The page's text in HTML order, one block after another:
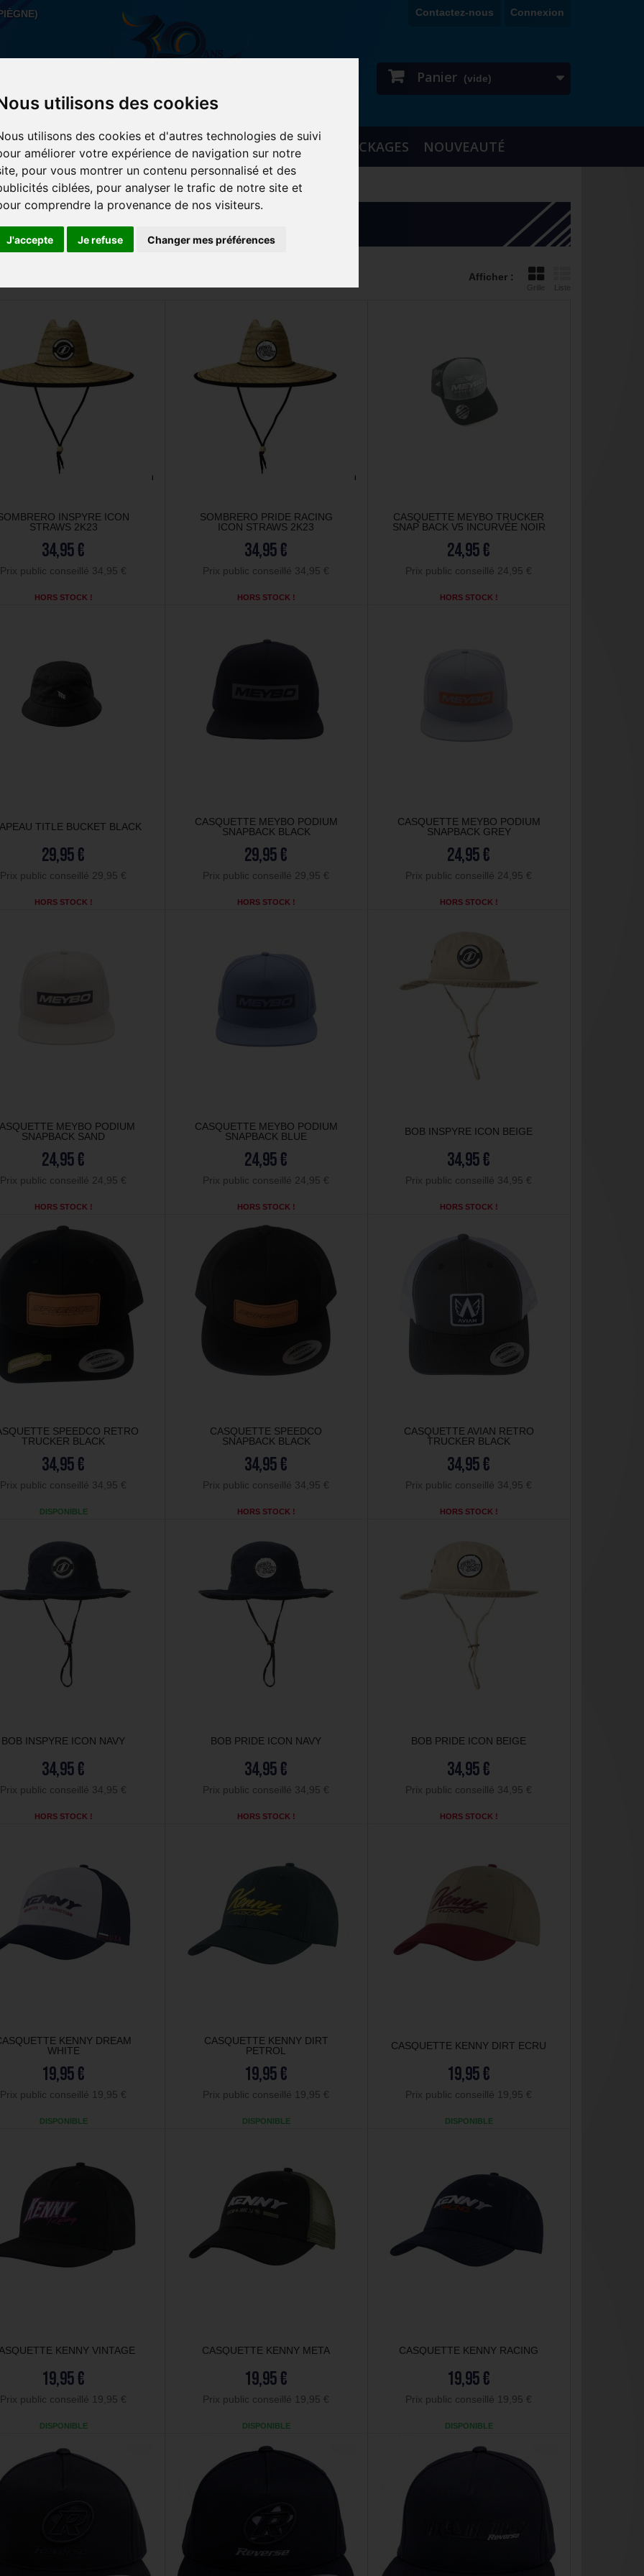
utilisons des cookies
utilisons des cookies et d'autres technologies de suivi
améliorer votre expérience de navigation sur notre
pour vous montrer un contenu personnalisé et des
ciblées, pour analyser le trafic de notre site et
comprendre la provenance de nos visiteurs.
J'accepte Je refuse Changer mes préférences
Connexion
Contactez-nous
Panier (vide)
ACCESSOIRES SPORTS URBAIN PROMOS-DESTOCKAGES NOUVEAUTÉ
Afficher :
Grille Liste
INSPYRE ICON
STRAWS 2K23
34,95 €
Prix public conseillé 34,95 €
HORS STOCK !
SOMBRERO PRIDE RACING
ICON STRAWS 2K23
34,95 €
Prix public conseillé 34,95 €
HORS STOCK !
CASQUETTE MEYBO TRUCKER
SNAP BACK V5 INCURVÉE NOIR
24,95 €
Prix public conseillé 24,95 €
HORS STOCK !
TITLE BUCKET BLACK
29,95 €
Prix public conseillé 29,95 €
HORS STOCK !
CASQUETTE MEYBO PODIUM
SNAPBACK BLACK
29,95 €
Prix public conseillé 29,95 €
HORS STOCK !
CASQUETTE MEYBO PODIUM
SNAPBACK GREY
24,95 €
Prix public conseillé 24,95 €
HORS STOCK !
MEYBO PODIUM
SNAPBACK SAND
24,95 €
Prix public conseillé 24,95 €
HORS STOCK !
CASQUETTE MEYBO PODIUM
SNAPBACK BLUE
24,95 €
Prix public conseillé 24,95 €
HORS STOCK !
BOB INSPYRE ICON BEIGE
34,95 €
Prix public conseillé 34,95 €
HORS STOCK !
SPEEDCO RETRO
TRUCKER BLACK
34,95 €
Prix public conseillé 34,95 €
DISPONIBLE
CASQUETTE SPEEDCO
SNAPBACK BLACK
34,95 €
Prix public conseillé 34,95 €
HORS STOCK !
CASQUETTE AVIAN RETRO
TRUCKER BLACK
34,95 €
Prix public conseillé 34,95 €
HORS STOCK !
BOB INSPYRE ICON NAVY
34,95 €
Prix public conseillé 34,95 €
HORS STOCK !
BOB PRIDE ICON NAVY
34,95 €
Prix public conseillé 34,95 €
HORS STOCK !
BOB PRIDE ICON BEIGE
34,95 €
Prix public conseillé 34,95 €
HORS STOCK !
KENNY DREAM
WHITE
19,95 €
Prix public conseillé 19,95 €
DISPONIBLE
CASQUETTE KENNY DIRT
PETROL
19,95 €
Prix public conseillé 19,95 €
DISPONIBLE
CASQUETTE KENNY DIRT ECRU
19,95 €
Prix public conseillé 19,95 €
DISPONIBLE
KENNY VINTAGE
19,95 €
Prix public conseillé 19,95 €
DISPONIBLE
CASQUETTE KENNY META
19,95 €
Prix public conseillé 19,95 €
DISPONIBLE
CASQUETTE KENNY RACING
19,95 €
Prix public conseillé 19,95 €
DISPONIBLE